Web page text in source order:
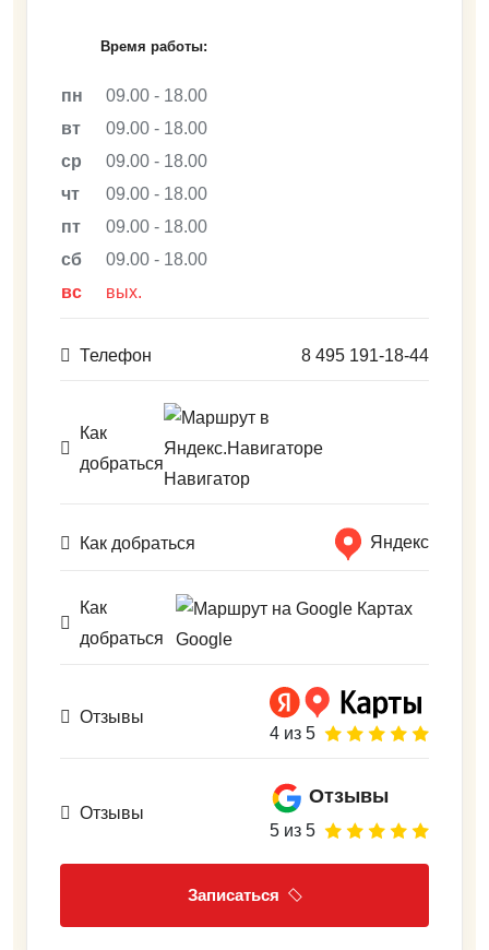
Время работы:
пн
09.00 - 18.00
вт
09.00 - 18.00
ср
09.00 - 18.00
чт
09.00 - 18.00
пт
09.00 - 18.00
сб
09.00 - 18.00
вс
вых.
Телефон 8 495 191-18-44
Как
добраться
Навигатор
Как добраться Яндекс
Как
добраться
Google
Отзывы
4 из 5
Отзывы
Отзывы
5 из 5
Записаться